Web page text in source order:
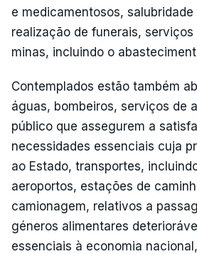
e medicamentosos,
realização de funerais, serviços
minas, incluindo o
Contemplados estão também
águas, bombeiros, serviços de
público que assegurem a
necessidades essenciais cuja
ao Estado, transportes,
aeroportos, estações de
camionagem, relativos a
géneros alimentares
essenciais à economia